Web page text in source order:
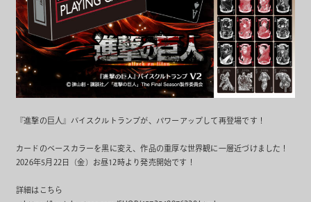
『進撃の巨人』バイスクルトランプが、パワーアップして再登場です！
カードのベースカラーを黒に変え、作品の重厚な世界観に一層近づけました！
2026年5月22日（金）お昼12時より発売開始です！
詳細はこちら